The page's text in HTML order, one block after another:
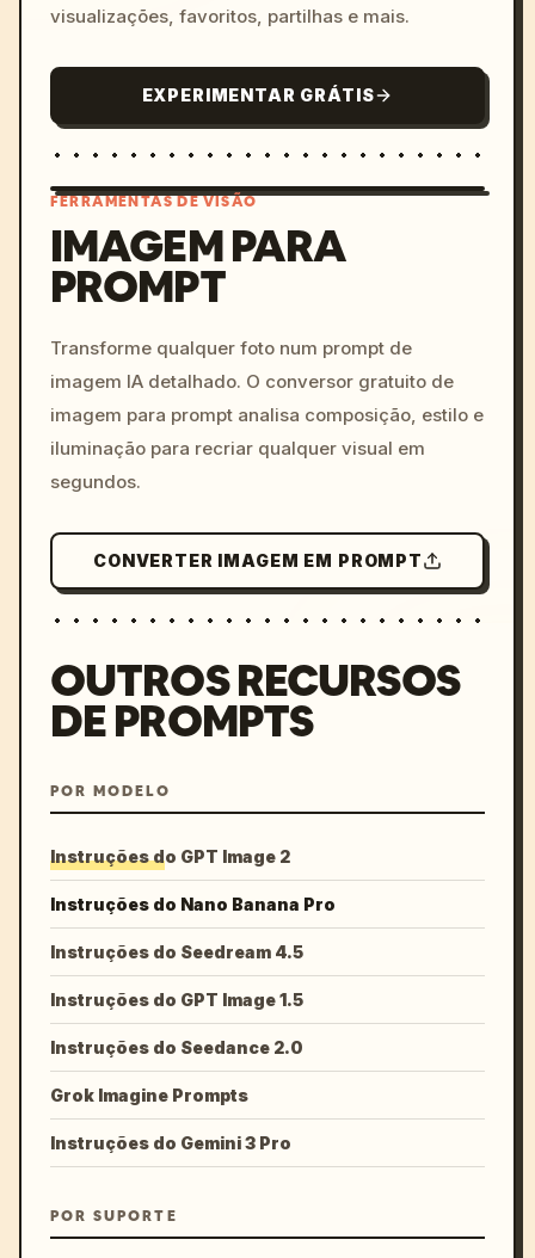
visualizações, favoritos, partilhas e mais.
EXPERIMENTAR GRÁTIS
colors, 8k --v 6.0
FERRAMENTAS DE VISÃO
IMAGEM PARA
PROMPT
Transforme qualquer foto num prompt de
imagem IA detalhado. O conversor gratuito de
imagem para prompt analisa composição, estilo e
iluminação para recriar qualquer visual em
segundos.
CONVERTER IMAGEM EM PROMPT
OUTROS RECURSOS
DE PROMPTS
POR MODELO
Instruções do GPT Image 2
Instruções do Nano Banana Pro
Instruções do Seedream 4.5
Instruções do GPT Image 1.5
Instruções do Seedance 2.0
Grok Imagine Prompts
Instruções do Gemini 3 Pro
POR SUPORTE